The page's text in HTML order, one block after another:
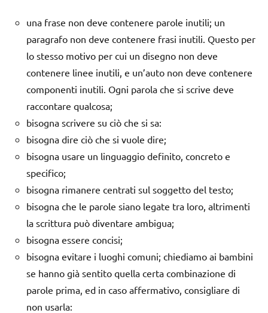
una frase non deve contenere parole inutili; un
paragrafo non deve contenere frasi inutili. Questo per
lo stesso motivo per cui un disegno non deve
contenere linee inutili, e un’auto non deve contenere
componenti inutili. Ogni parola che si scrive deve
raccontare qualcosa;
bisogna scrivere su ciò che si sa:
bisogna dire ciò che si vuole dire;
bisogna usare un linguaggio definito, concreto e
specifico;
bisogna rimanere centrati sul soggetto del testo;
bisogna che le parole siano legate tra loro, altrimenti
la scrittura può diventare ambigua;
bisogna essere concisi;
bisogna evitare i luoghi comuni; chiediamo ai bambini
se hanno già sentito quella certa combinazione di
parole prima, ed in caso affermativo, consigliare di
non usarla: